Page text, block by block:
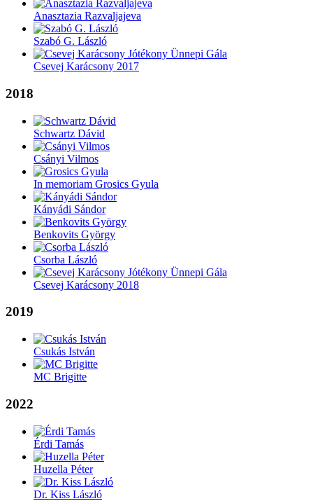
Anasztazia Razvaljajeva
Szabó G. László
Csevej Karácsony 2017
2018
Schwartz Dávid
Csányi Vilmos
In memoriam Grosics Gyula
Kányádi Sándor
Benkovits György
Csorba László
Csevej Karácsony 2018
2019
Csukás István
MC Brigitte
2022
Érdi Tamás
Huzella Péter
Dr. Kiss László